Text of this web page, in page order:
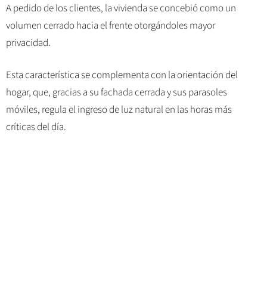
A pedido de los clientes, la vivienda se concebió como un
volumen cerrado hacia el frente otorgándoles mayor
privacidad.
Esta característica se complementa con la orientación del
hogar, que, gracias a su fachada cerrada y sus parasoles
móviles, regula el ingreso de luz natural en las horas más
críticas del día.